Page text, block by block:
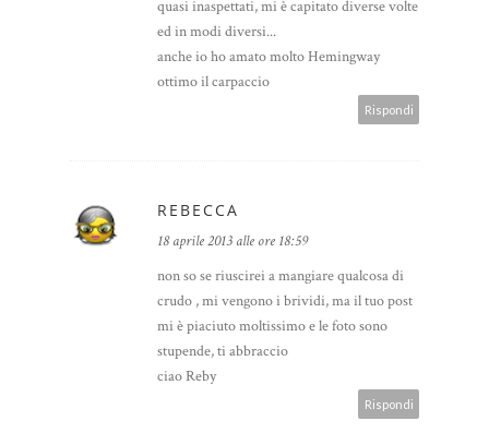
quasi inaspettati, mi è capitato diverse volte
ed in modi diversi...
anche io ho amato molto Hemingway
ottimo il carpaccio
Rispondi
REBECCA
18 aprile 2013 alle ore 18:59
non so se riuscirei a mangiare qualcosa di
crudo , mi vengono i brividi, ma il tuo post
mi è piaciuto moltissimo e le foto sono
stupende, ti abbraccio
ciao Reby
Rispondi